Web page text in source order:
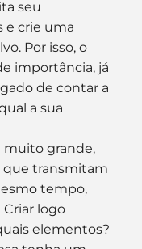
seu
e crie uma
Por isso, o
importância, já
de contar a
a sua
muito grande,
que transmitam
tempo,
logo
elementos?